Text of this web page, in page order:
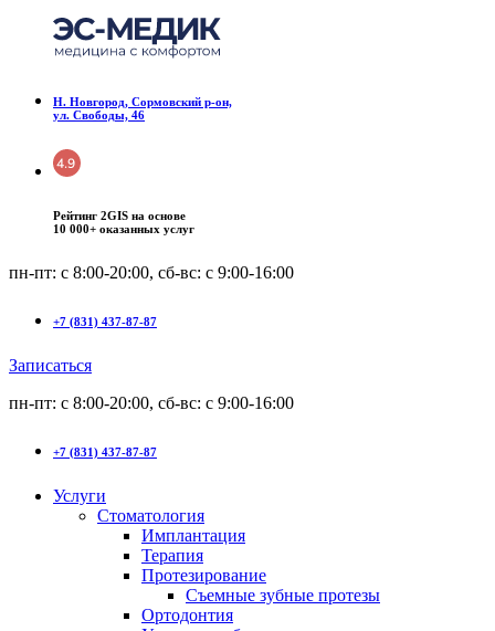
Н. Новгород, Сормовский р-он,
ул. Свободы, 46
Рейтинг 2GIS на основе
10 000+ оказанных услуг
пн-пт: с 8:00-20:00, сб-вс: c 9:00-16:00
+7 (831) 437-87-87
Записаться
пн-пт: с 8:00-20:00, сб-вс: c 9:00-16:00
+7 (831) 437-87-87
Услуги
Стоматология
Имплантация
Терапия
Протезирование
Съемные зубные протезы
Ортодонтия